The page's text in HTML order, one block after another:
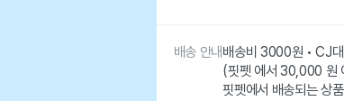
배송 안내배송비 3000원 • CJ
(핏펫 에서 30,000 원
핏펫에서 배송되는 상